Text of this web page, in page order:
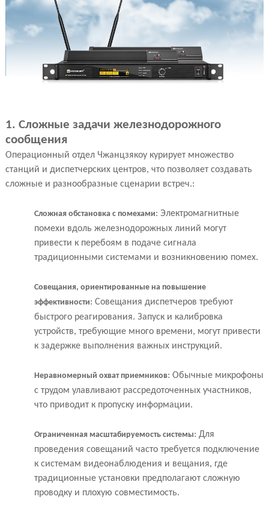
1. Сложные задачи железнодорожного
сообщения
Операционный отдел Чжанцзякоу курирует множество
станций и диспетчерских центров, что позволяет создавать
сложные и разнообразные сценарии встреч.:
Сложная обстановка с помехами: Электромагнитные
помехи вдоль железнодорожных линий могут
привести к перебоям в подаче сигнала
традиционными системами и возникновению помех.
Совещания, ориентированные на повышение
эффективности: Совещания диспетчеров требуют
быстрого реагирования. Запуск и калибровка
устройств, требующие много времени, могут привести
к задержке выполнения важных инструкций.
Неравномерный охват приемников: Обычные микрофоны
с трудом улавливают рассредоточенных участников,
что приводит к пропуску информации.
Ограниченная масштабируемость системы: Для
проведения совещаний часто требуется подключение
к системам видеонаблюдения и вещания, где
традиционные установки предполагают сложную
проводку и плохую совместимость.